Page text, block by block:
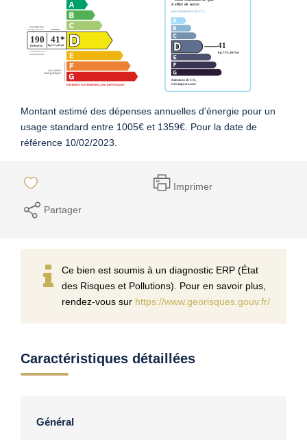
Montant estimé des dépenses annuelles d'énergie pour un
usage standard entre 1005€ et 1359€. Pour la date de
référence 10/02/2023.
Imprimer
Partager
Ce bien est soumis à un diagnostic ERP (État
des Risques et Pollutions). Pour en savoir plus,
rendez-vous sur https://www.georisques.gouv.fr/
Caractéristiques détaillées
Général